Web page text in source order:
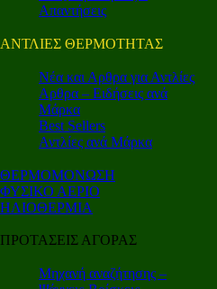
Απαντήσεις
ΑΝΤΛΙΕΣ ΘΕΡΜΟΤΗΤΑΣ
Nέα και Αρθρα για Αντλίες
Αρθρα – Ειδήσεις ανά
Μάρκα
Best Sellers
Αντλίες ανά Μάρκα
ΘΕΡΜΟΜΟΝΩΣΗ
ΦΥΣΙΚΟ ΑΕΡΙΟ
ΗΛΙΟΘΕΡΜΙΑ
ΠΡΟΤΑΣΕΙΣ ΑΓΟΡΑΣ
Μηχανή αναζήτησης –